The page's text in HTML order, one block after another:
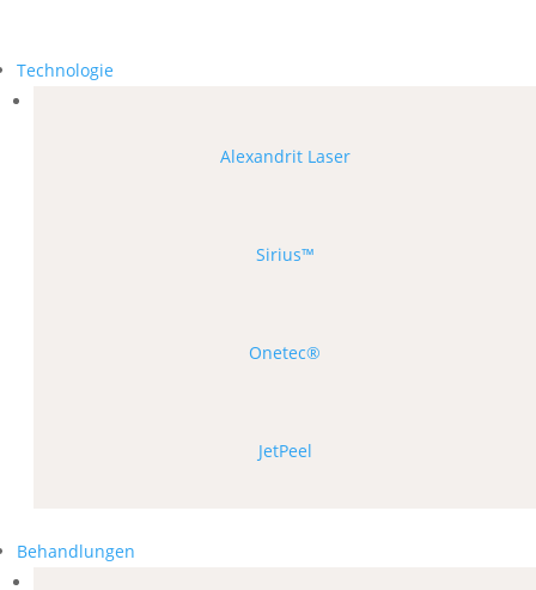
Technologie
Alexandrit Laser
Sirius™
Onetec®
JetPeel
Behandlungen